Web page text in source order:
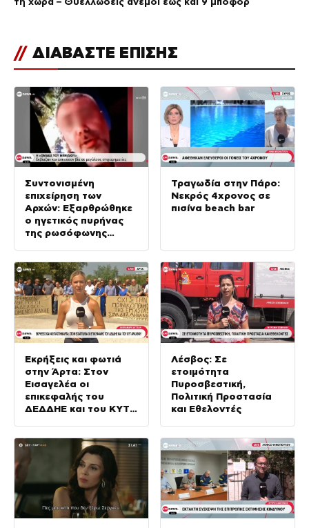
// ΔΙΑΒΑΣΤΕ ΕΠΙΣΗΣ
Συντονισμένη
επιχείρηση των
Αρχών: Εξαρθρώθηκε
ο ηγετικός πυρήνας
της ρωσόφωνης
Τραγωδία στην Πάρο:
Νεκρός 4χρονος σε
πισίνα beach bar
Εκρήξεις και φωτιά
στην Άρτα: Στον
Εισαγελέα οι
επικεφαλής του
ΔΕΔΔΗΕ και του ΚΥΤ
Λέσβος: Σε
ετοιμότητα
Πυροσβεστική,
Πολιτική Προστασία
και Εθελοντές